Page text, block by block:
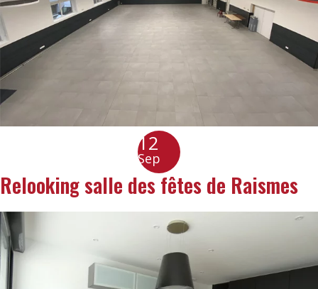
12
Sep
Relooking salle des fêtes de Raismes